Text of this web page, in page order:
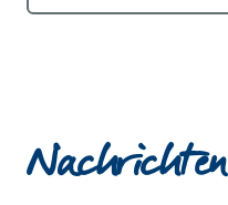
Nachrichten